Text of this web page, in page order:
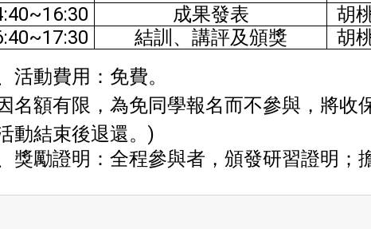
成果發表
胡
結訓、講評及頒獎
胡
活動費用：免費。
因名額有限，為免同學報名而不參與，將收
動結束後退還。)
獎勵證明：全程參與者，頒發研習證明；